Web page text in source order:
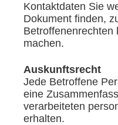
Kontaktdaten Sie
Dokument finden,
Betroffenenrechten
machen.
Auskunftsrecht
Jede Betroffene
eine
verarbeiteten
erhalten.